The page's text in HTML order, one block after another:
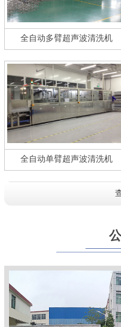
全自动多臂超声波清洗机
全自动单臂超声波清洗机